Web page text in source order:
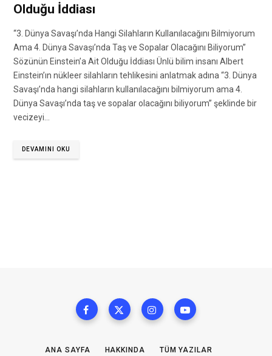
Olduğu İddiası
“3. Dünya Savaşı’nda Hangi Silahların Kullanılacağını Bilmiyorum
Ama 4. Dünya Savaşı’nda Taş ve Sopalar Olacağını Biliyorum”
Sözünün Einstein’a Ait Olduğu İddiası Ünlü bilim insanı Albert
Einstein’ın nükleer silahların tehlikesini anlatmak adına “3. Dünya
Savaşı’nda hangi silahların kullanılacağını bilmiyorum ama 4.
Dünya Savaşı’nda taş ve sopalar olacağını biliyorum” şeklinde bir
vecizeyi…
DEVAMINI OKU
ANA SAYFA HAKKINDA TÜM YAZILAR